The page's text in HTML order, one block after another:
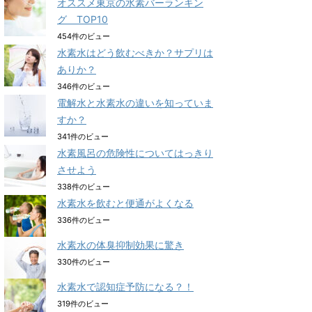
オススメ東京の水素バーランキン
グ TOP10
454件のビュー
水素水はどう飲むべきか？サプリは
ありか？
346件のビュー
電解水と水素水の違いを知っていま
すか？
341件のビュー
水素風呂の危険性についてはっきり
させよう
338件のビュー
水素水を飲むと便通がよくなる
336件のビュー
水素水の体臭抑制効果に驚き
330件のビュー
水素水で認知症予防になる？！
319件のビュー